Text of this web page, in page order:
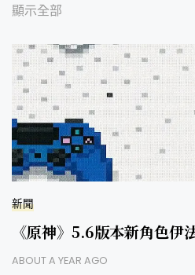
顯示全部
新聞
《原神》5.6版本新角色伊
ABOUT A YEAR AGO